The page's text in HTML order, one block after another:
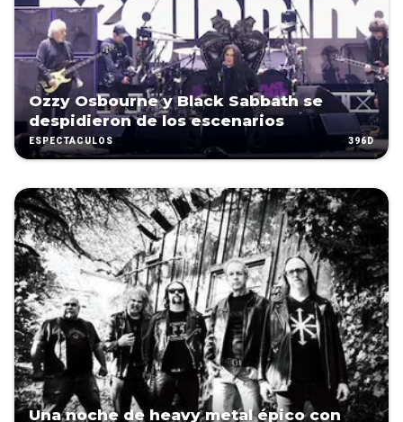
Ozzy Osbourne y Black Sabbath se
despidieron de los escenarios
ESPECTÁCULOS 396D
Una noche de heavy metal épico con